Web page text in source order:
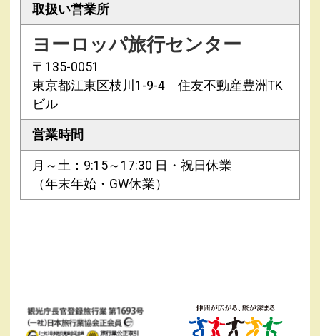
取扱い営業所
ヨーロッパ旅行センター
〒135-0051
東京都江東区枝川1-9-4 住友不動産豊洲TK
ビル
営業時間
月～土：9:15～17:30 日・祝日休業
（年末年始・GW休業）